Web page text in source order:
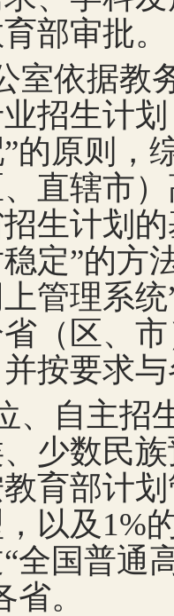
部审批。
室依据教
招生计
的原则，
直辖市
生计划
定”的方
管理系
（区、
按要求
、自主招
少数民
育部计
以及1%
全国普通
。